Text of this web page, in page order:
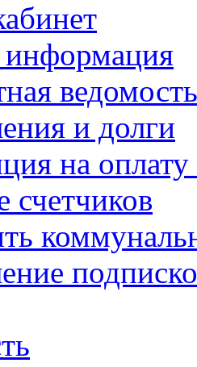
ведомость
и долги
на
счетчиков